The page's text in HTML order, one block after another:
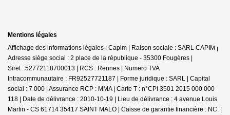
Mentions légales
Affichage des informations légales : Capim | Raison sociale : SARL CAPIM |
Adresse siège social : 2 place de la république - 35300 Fougères |
Siret : 52772118700013 | RCS : Rennes | Numero TVA
Intracommunautaire : FR92527721187 | Forme juridique : SARL | Capital
social : 7 000 | Assurance RCP : MMA | Carte T : n°CPI 3501 2015 000 000
118 | Date de délivrance : 2010-10-19 | Lieu de délivrance : 4 avenue Louis
Martin - CS 61714 35417 SAINT MALO | Caisse de garantie financière : NC. |